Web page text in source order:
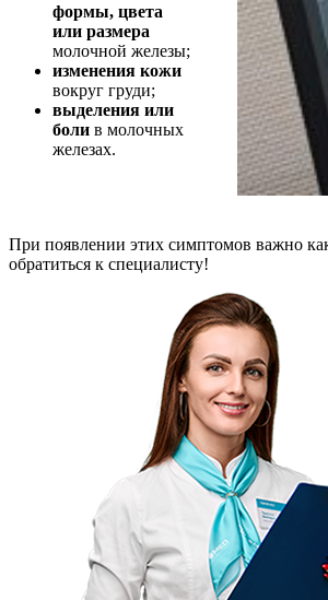
формы, цвета
или размера
молочной железы;
изменения кожи
вокруг груди;
выделения или
боли в молочных
железах.
При появлении этих симптомов важно
обратиться к специалисту!